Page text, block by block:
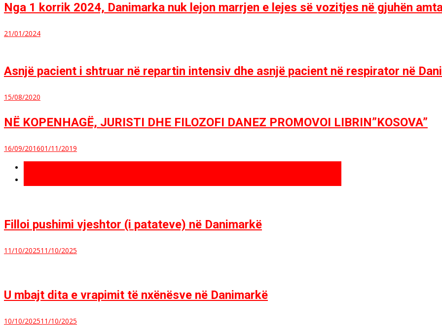
Nga 1 korrik 2024, Danimarka nuk lejon marrjen e lejes së vozitjes në gjuhën
21/01/2024
Asnjë pacient i shtruar në repartin intensiv dhe asnjë pacient në respirator në
15/08/2020
NË KOPENHAGË, JURISTI DHE FILOZOFI DANEZ PROMOVOI LIBRIN”KOSOVA”
16/09/201601/11/2019
Filloi pushimi vjeshtor (i patateve) në Danimarkë
11/10/202511/10/2025
U mbajt dita e vrapimit të nxënësve në Danimarkë
10/10/202511/10/2025